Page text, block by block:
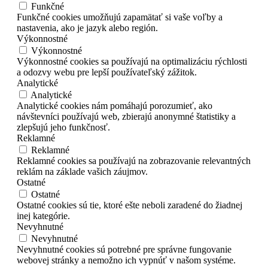
Funkčné
Funkčné cookies umožňujú zapamätať si vaše voľby a
nastavenia, ako je jazyk alebo región.
Výkonnostné
Výkonnostné
Výkonnostné cookies sa používajú na optimalizáciu rýchlosti
a odozvy webu pre lepší používateľský zážitok.
Analytické
Analytické
Analytické cookies nám pomáhajú porozumieť, ako
návštevníci používajú web, zbierajú anonymné štatistiky a
zlepšujú jeho funkčnosť.
Reklamné
Reklamné
Reklamné cookies sa používajú na zobrazovanie relevantných
reklám na základe vašich záujmov.
Ostatné
Ostatné
Ostatné cookies sú tie, ktoré ešte neboli zaradené do žiadnej
inej kategórie.
Nevyhnutné
Nevyhnutné
Nevyhnutné cookies sú potrebné pre správne fungovanie
webovej stránky a nemožno ich vypnúť v našom systéme.